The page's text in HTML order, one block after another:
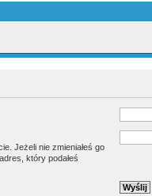
Jeżeli nie zmieniałeś go
który podałeś